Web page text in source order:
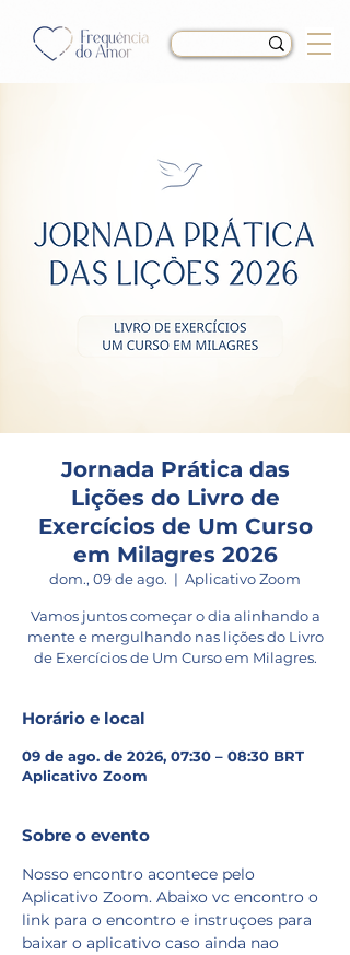
Jornada Prática das
Lições do Livro de
Exercícios de Um Curso
em Milagres 2026
dom., 09 de ago.
  |
Aplicativo Zoom
Vamos juntos começar o dia alinhando a
mente e mergulhando nas lições do Livro
de Exercícios de Um Curso em Milagres.
Horário e local
09 de ago. de 2026, 07:30 – 08:30 BRT
Aplicativo Zoom
Sobre o evento
Nosso encontro acontece pelo
Aplicativo Zoom. Abaixo vc encontro o
link para o encontro e instruçoes para
baixar o aplicativo caso ainda nao